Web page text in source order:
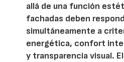
allá de una función
fachadas deben
simultáneamente a
energética, confort
y transparencia visual. El